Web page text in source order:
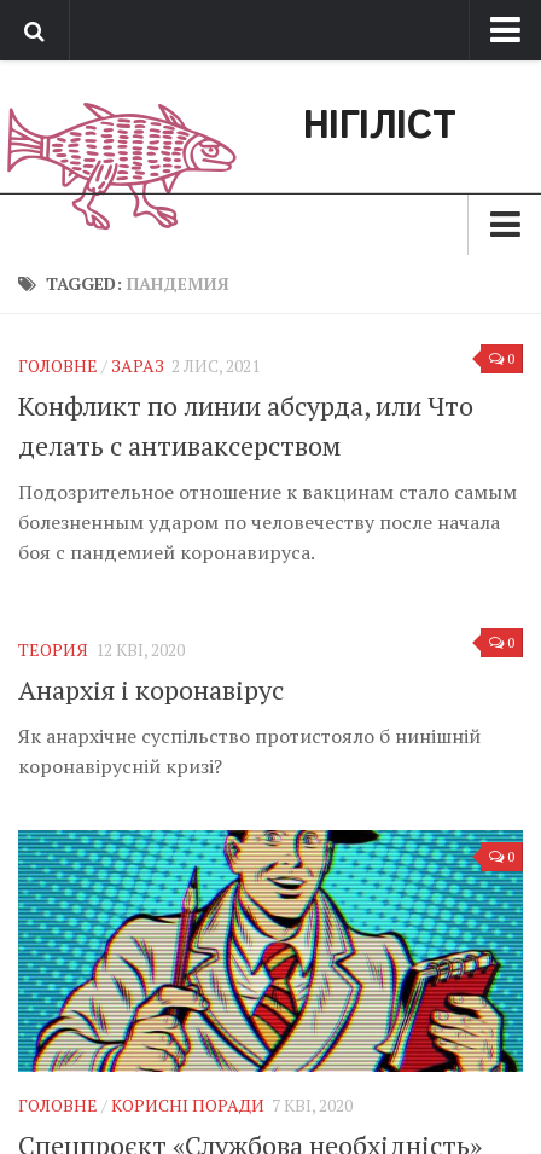
Обратная связь
Поддержать сайт
НІГІЛІСТ
Зараз
Позиція
Дії
Belles lettres
Агітатор
Музика революції
Inter/antinational
TAGGED: ПАНДЕМИЯ
0
ГОЛОВНЕ / ЗАРАЗ 2 ЛИС, 2021
Конфликт по линии абсурда, или Что
делать с антиваксерством
Подозрительное отношение к вакцинам стало самым
болезненным ударом по человечеству после начала
боя с пандемией коронавируса.
0
ТЕОРИЯ 12 КВІ, 2020
Анархія і коронавірус
Як анархічне суспільство протистояло б нинішній
коронавірусній кризі?
0
ГОЛОВНЕ /КОРИСНІ ПОРАДИ 7 КВІ, 2020
Спецпроєкт «Службова необхідність»